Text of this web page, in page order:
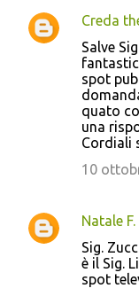
Creda
Salve
spot
quato
una
Cordiali
10
Natale F.
Sig.
è il Sig.
spot